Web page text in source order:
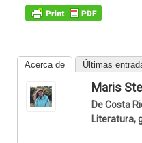
Acerca de Últimas
Maris
De Costa
Literatura,